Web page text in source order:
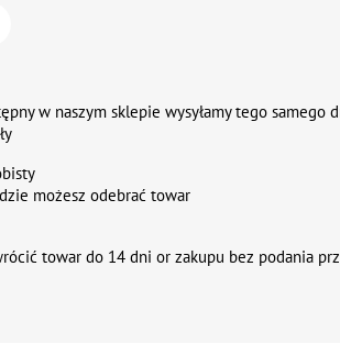
w naszym sklepie wysyłamy tego samego
możesz odebrać towar
towar do 14 dni or zakupu bez podania